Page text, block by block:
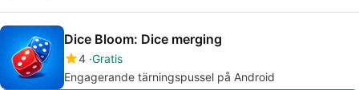
Dice Bloom: Dice merging
4 Gratis
Engagerande tärningspussel på Android